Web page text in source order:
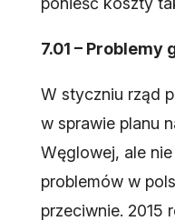
7.01 – Problemy
W styczniu rząd
w sprawie planu
Węglowej, ale
problemów w
przeciwnie. 2015